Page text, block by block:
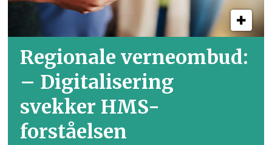
Regionale verneombud:
– Digitalisering
svekker HMS-
forståelsen